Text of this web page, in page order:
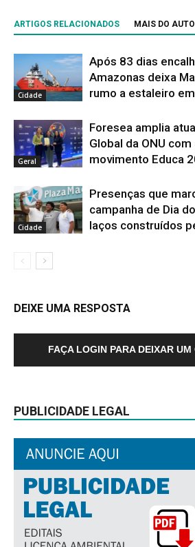
ARTIGOS RELACIONADOS MAIS DO
Cidade
Após 83 dias
Amazonas deixa
rumo a estaleiro
Geral
Foresea amplia
Global da ONU
movimento Educa
Cidade
Presenças que
campanha de Dia
laços construídos
DEIXE UMA RESPOSTA
FAÇA LOGIN PARA DEIXAR
PUBLICIDADE LEGAL